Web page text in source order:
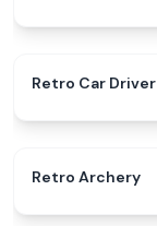
Retro Car Driver
Retro Archery